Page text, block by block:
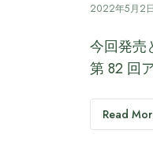
2022年5月2日
今回発売
第 82 回
Read